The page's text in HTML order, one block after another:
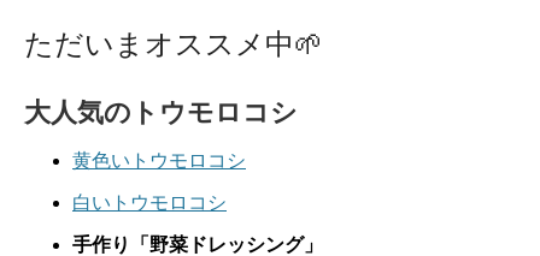
ただいまオススメ中🌱
大人気のトウモロコシ
黄色いトウモロコシ
白いトウモロコシ
手作り「野菜ドレッシング」